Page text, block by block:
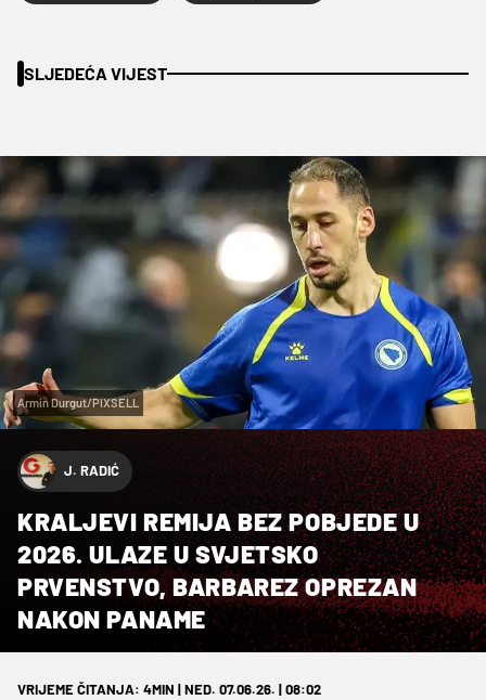
SLJEDEĆA VIJEST
Armin Durgut/PIXSELL
J. RADIĆ
KRALJEVI REMIJA BEZ POBJEDE U
2026. ULAZE U SVJETSKO
PRVENSTVO, BARBAREZ OPREZAN
NAKON PANAME
VRIJEME ČITANJA: 4MIN | NED. 07.06.26. | 08:02